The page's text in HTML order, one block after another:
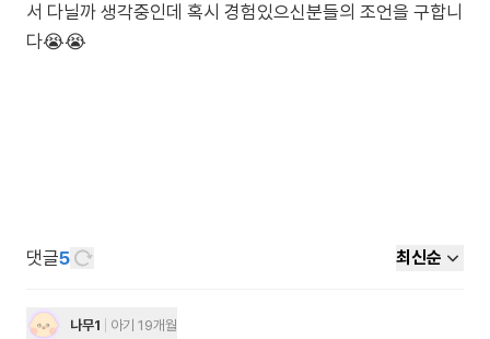
서 다닐까 생각중인데 혹시 경험있으신분들의 조언을 구합니
댓글5 최신순
나무1 아기 19개월